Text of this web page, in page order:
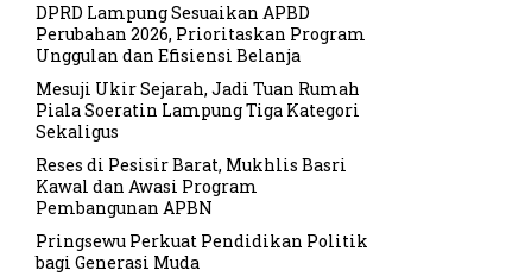
DPRD Lampung Sesuaikan APBD
Perubahan 2026, Prioritaskan Program
Unggulan dan Efisiensi Belanja
Mesuji Ukir Sejarah, Jadi Tuan Rumah
Piala Soeratin Lampung Tiga Kategori
Sekaligus
Reses di Pesisir Barat, Mukhlis Basri
Kawal dan Awasi Program
Pembangunan APBN
Pringsewu Perkuat Pendidikan Politik
bagi Generasi Muda